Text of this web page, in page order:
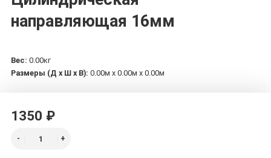
направляющая 16мм
Вес: 0.00кг
Размеры (Д х Ш х В): 0.00м x 0.00м x 0.00м
1350 ₽